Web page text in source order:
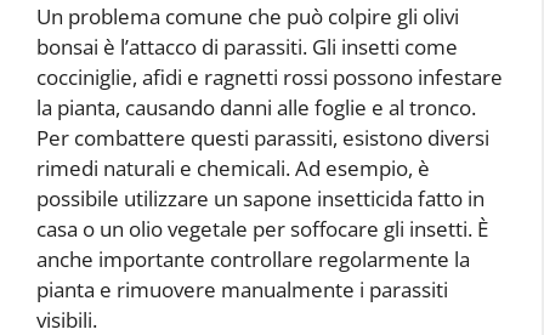
Un problema comune che può colpire gli olivi
bonsai è l’attacco di parassiti. Gli insetti come
cocciniglie, afidi e ragnetti rossi possono infestare
la pianta, causando danni alle foglie e al tronco.
Per combattere questi parassiti, esistono diversi
rimedi naturali e chemicali. Ad esempio, è
possibile utilizzare un sapone insetticida fatto in
casa o un olio vegetale per soffocare gli insetti. È
anche importante controllare regolarmente la
pianta e rimuovere manualmente i parassiti
visibili.